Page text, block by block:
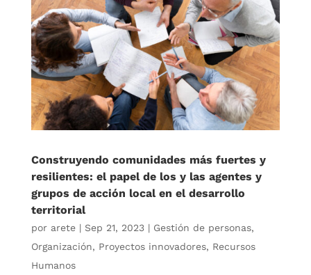
Construyendo comunidades más fuertes y
resilientes: el papel de los y las agentes y
grupos de acción local en el desarrollo
territorial
por arete| Sep 21, 2023| Gestión de personas,
Organización, Proyectos innovadores, Recursos
Humanos